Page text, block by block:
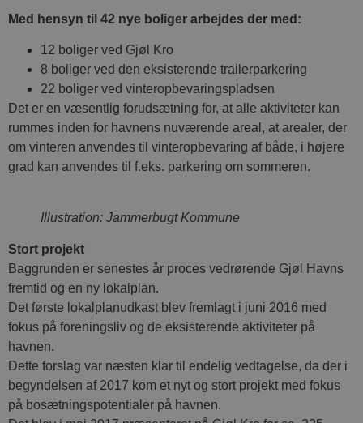
Med hensyn til 42 nye boliger arbejdes der med:
12 boliger ved Gjøl Kro
8 boliger ved den eksisterende trailerparkering
22 boliger ved vinteropbevaringspladsen
Det er en væsentlig forudsætning for, at alle aktiviteter kan
rummes inden for havnens nuværende areal, at arealer, der
om vinteren anvendes til vinteropbevaring af både, i højere
grad kan anvendes til f.eks. parkering om sommeren.
Illustration: Jammerbugt Kommune
Stort projekt
Baggrunden er senestes år proces vedrørende Gjøl Havns
fremtid og en ny lokalplan.
Det første lokalplanudkast blev fremlagt i juni 2016 med
fokus på foreningsliv og de eksisterende aktiviteter på
havnen.
Dette forslag var næsten klar til endelig vedtagelse, da der i
begyndelsen af 2017 kom et nyt og stort projekt med fokus
på bosætningspotentialer på havnen.